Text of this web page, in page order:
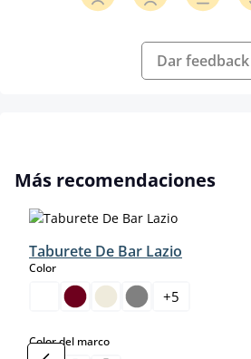
Dar feedback
Omitir la galería de productos
Más recomendaciones
Taburete De Bar Lazio
Colorselect
+5
Color del marcoselect